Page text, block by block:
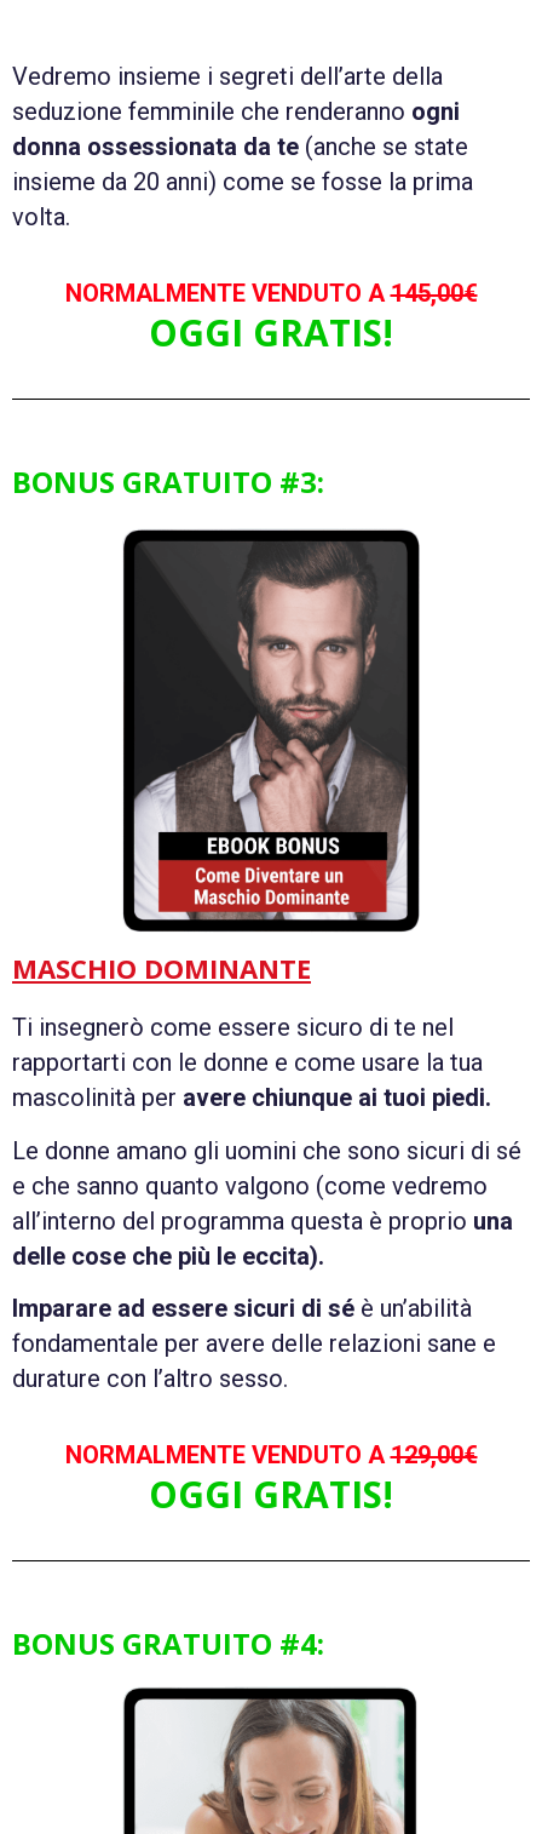
Vedremo insieme i segreti dell’arte della
seduzione femminile che renderanno ogni
donna ossessionata da te (anche se state
insieme da 20 anni) come se fosse la prima
volta.
NORMALMENTE VENDUTO A145,00€
OGGI GRATIS!
BONUS GRATUITO #3:
MASCHIO DOMINANTE
Ti insegnerò come essere sicuro di te nel
rapportarti con le donne e come usare la tua
mascolinità per avere chiunque ai tuoi piedi.
Le donne amano gli uomini che sono sicuri di sé
e che sanno quanto valgono (come vedremo
all’interno del programma questa è proprio una
delle cose che più le eccita).
Imparare ad essere sicuri di sé è un’abilità
fondamentale per avere delle relazioni sane e
durature con l’altro sesso.
NORMALMENTE VENDUTO A129,00€
OGGI GRATIS!
BONUS GRATUITO #4: